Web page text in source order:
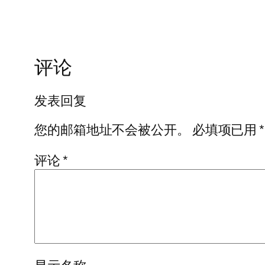
评论
发表回复
您的邮箱地址不会被公开。
必填项已用*
评论*